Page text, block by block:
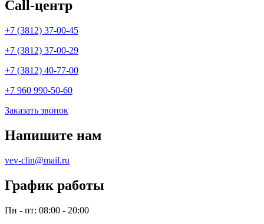
Call-центр
+7 (3812) 37-00-45
+7 (3812) 37-00-29
+7 (3812) 40-77-00
+7 960 990-50-60
Заказать звонок
Напишите нам
vev-clin@mail.ru
График работы
Пн - пт: 08:00 - 20:00